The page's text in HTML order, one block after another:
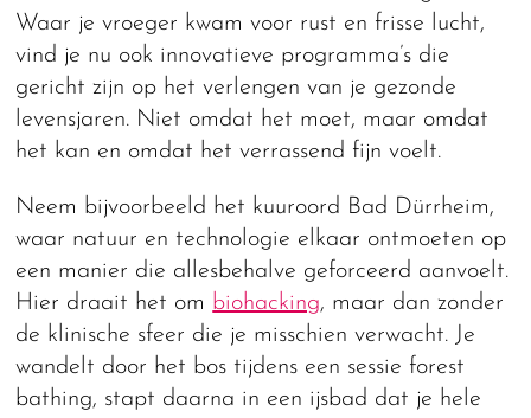
Waar je vroeger kwam voor rust en frisse lucht,
vind je nu ook innovatieve programma’s die
gericht zijn op het verlengen van je gezonde
levensjaren. Niet omdat het moet, maar omdat
het kan en omdat het verrassend fijn voelt.
Neem bijvoorbeeld het kuuroord Bad Dürrheim,
waar natuur en technologie elkaar ontmoeten op
een manier die allesbehalve geforceerd aanvoelt.
Hier draait het om biohacking, maar dan zonder
de klinische sfeer die je misschien verwacht. Je
wandelt door het bos tijdens een sessie forest
bathing, stapt daarna in een ijsbad dat je hele